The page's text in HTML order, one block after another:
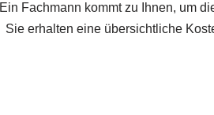
Ein Fachmann kommt zu Ihnen, um
Sie erhalten eine übersichtliche